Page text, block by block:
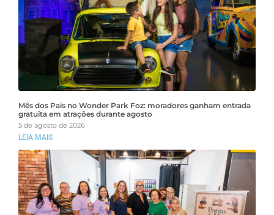
Mês dos Pais no Wonder Park Foz: moradores ganham entrada
gratuita em atrações durante agosto
5 de agosto de 2026
LEIA MAIS